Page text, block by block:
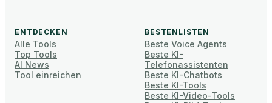
ENTDECKEN
Alle Tools
Top Tools
AI News
Tool einreichen
BESTENLISTEN
Beste Voice Agents
Beste KI-
Telefonassistenten
Beste KI-Chatbots
Beste KI-Tools
Beste KI-Video-Tools